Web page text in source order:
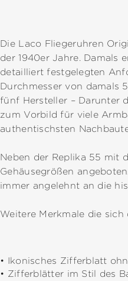
Die Laco Fliegeruhren
der 1940er Jahre. Damals
detailliert festgelegten
Durchmesser von damals
fünf Hersteller – Darunter
zum Vorbild für viele
authentischsten
Neben der Replika 55 mit
Gehäusegrößen
immer angelehnt an die
Weitere Merkmale die
• Ikonisches Zifferblatt
• Zifferblätter im Stil des